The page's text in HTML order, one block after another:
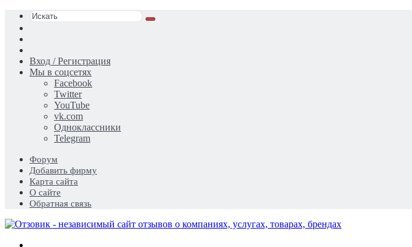
Искать
статья
Вход / Регистрация
Мы в соцсетях
Facebook
Twitter
YouTube
vk.com
Одноклассники
Telegram
Форум
Добавить фирму
Карта сайта
О сайте
Обратная связь